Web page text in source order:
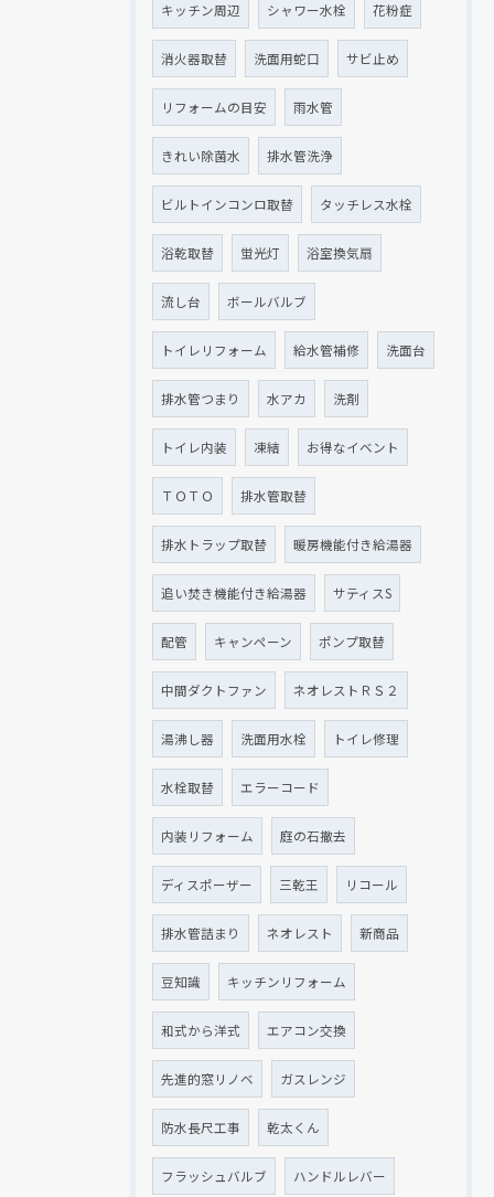
キッチン周辺 シャワー水栓 花粉症
消火器取替 洗面用蛇口 サビ止め
リフォームの目安 雨水管
きれい除菌水 排水管洗浄
ビルトインコンロ取替 タッチレス水栓
浴乾取替 蛍光灯 浴室換気扇
流し台 ボールバルブ
トイレリフォーム 給水管補修 洗面台
排水管つまり 水アカ 洗剤
トイレ内装 凍結 お得なイベント
ＴＯＴＯ 排水管取替
排水トラップ取替 暖房機能付き給湯器
追い焚き機能付き給湯器 サティスS
配管 キャンペーン ポンプ取替
中間ダクトファン ネオレストＲＳ２
湯沸し器 洗面用水栓 トイレ修理
水栓取替 エラーコード
内装リフォーム 庭の石撤去
ディスポーザー 三乾王 リコール
排水管詰まり ネオレスト 新商品
豆知識 キッチンリフォーム
和式から洋式 エアコン交換
先進的窓リノベ ガスレンジ
防水長尺工事 乾太くん
フラッシュバルブ ハンドルレバー